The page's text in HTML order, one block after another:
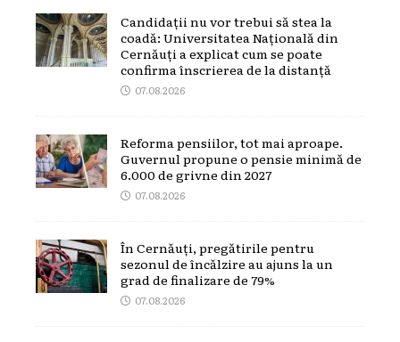
Candidații nu vor trebui să stea la
coadă: Universitatea Națională din
Cernăuți a explicat cum se poate
confirma înscrierea de la distanță
07.08.2026
Reforma pensiilor, tot mai aproape.
Guvernul propune o pensie minimă de
6.000 de grivne din 2027
07.08.2026
În Cernăuți, pregătirile pentru
sezonul de încălzire au ajuns la un
grad de finalizare de 79%
07.08.2026